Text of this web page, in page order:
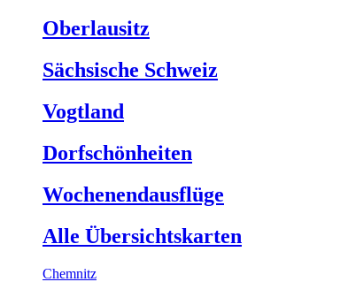
Oberlausitz
Sächsische Schweiz
Vogtland
Dorfschönheiten
Wochenendausflüge
Alle Übersichtskarten
Chemnitz